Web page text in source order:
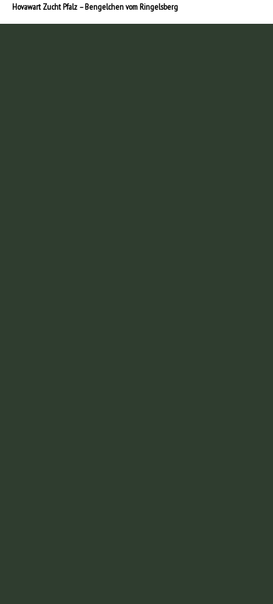
Hovawart Zucht Pfalz – Bengelchen vom Ringelsberg